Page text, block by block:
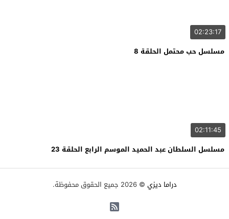
02:23:17
مسلسل حب محتمل الحلقة 8
02:11:45
مسلسل السلطان عبد الحميد الموسم الرابع الحلقة 23
دراما ديزي © 2026 جميع الحقوق محفوظة.